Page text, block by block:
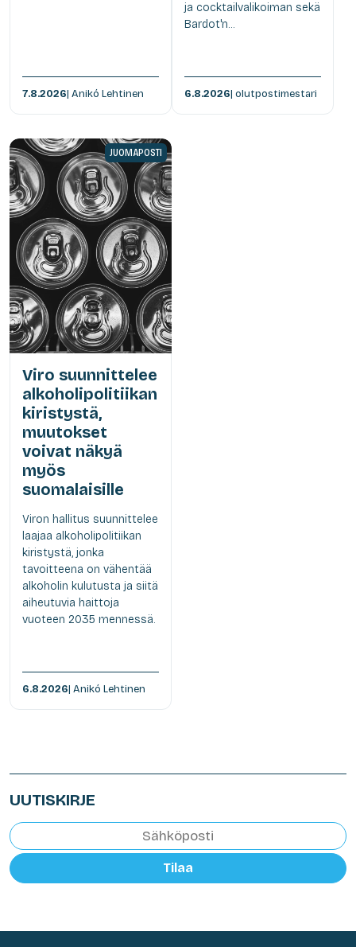
7.8.2026| Anikó Lehtinen
ja cocktailvalikoiman sekä
Bardot'n...
6.8.2026| olutpostimestari
JUOMAPOSTI
Viro suunnittelee
alkoholipolitiikan
kiristystä,
muutokset
voivat näkyä
myös
suomalaisille
Viron hallitus suunnittelee
laajaa alkoholipolitiikan
kiristystä, jonka
tavoitteena on vähentää
alkoholin kulutusta ja siitä
aiheutuvia haittoja
vuoteen 2035 mennessä.
6.8.2026| Anikó Lehtinen
UUTISKIRJE
Tilaa